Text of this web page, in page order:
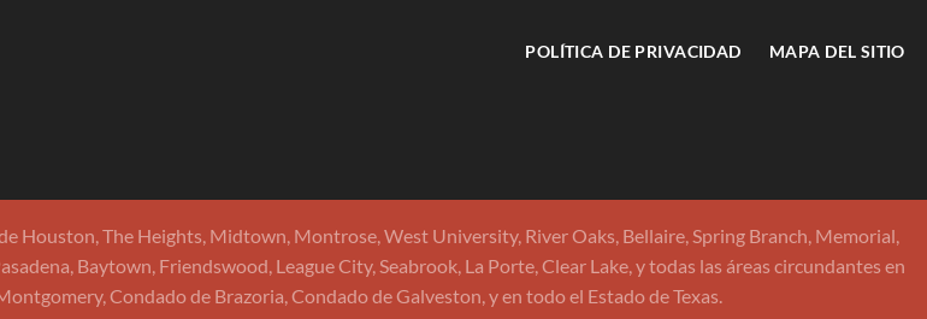
POLÍTICA DE PRIVACIDAD MAPA DEL SITIO
Houston, The Heights, Midtown, Montrose, West University, River Oaks, Bellaire, Spring Branch, Memorial,
Baytown, Friendswood, League City, Seabrook, La Porte, Clear Lake, y todas las áreas circundantes en
Condado de Brazoria, Condado de Galveston, y en todo el Estado de Texas.